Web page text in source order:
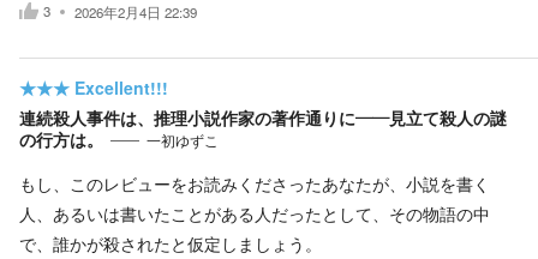
3 2026年2月4日 22:39
★★★ Excellent!!!
連続殺人事件は、推理小説作家の著作通りに――見立て殺人の謎
の行方は。
一初ゆずこ
もし、このレビューをお読みくださったあなたが、小説を書く
人、あるいは書いたことがある人だったとして、その物語の中
で、誰かが殺されたと仮定しましょう。